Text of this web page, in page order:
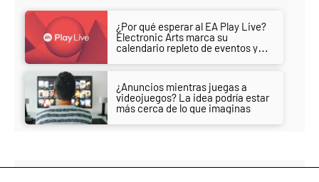
¿Por qué esperar al EA Play Live?
Electronic Arts marca su
calendario repleto de eventos y
¿Anuncios mientras juegas a
videojuegos? La idea podría estar
más cerca de lo que imaginas